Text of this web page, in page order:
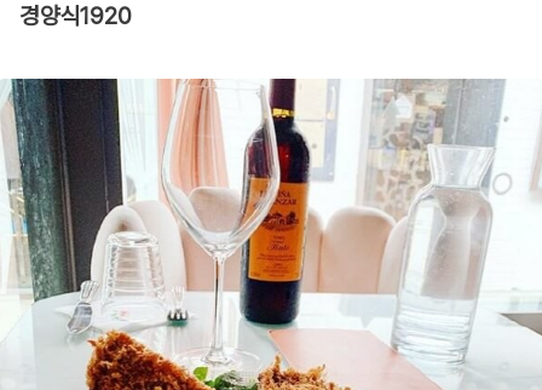
경양식1920